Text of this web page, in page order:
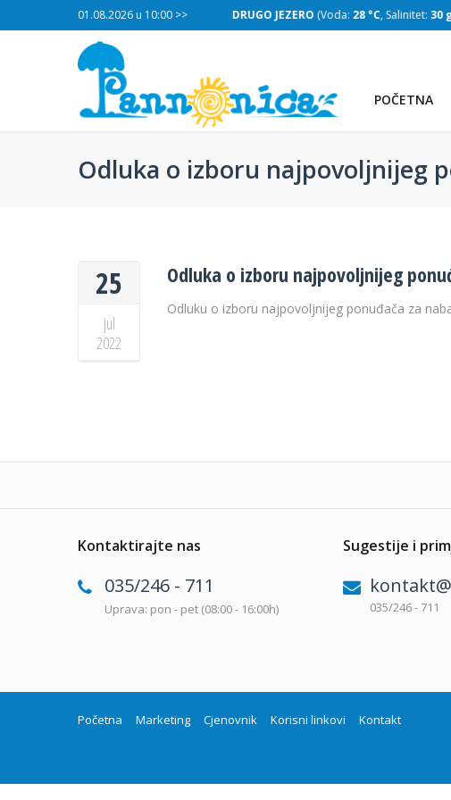
01.08.2026 u 10:00 >>
30 g/L) DRUGO JEZERO (Voda:28 °C , Salinitet:30 g/L)
POČETNA
Odluka o izboru najpovoljnijeg
25
jul
2022
Odluka o izboru najpovoljnijeg
Odluku o izboru najpovoljnijeg ponuđača za
Kontaktirajte nas
035/246 - 711
Uprava: pon - pet (08:00 - 16:00h)
Sugestije i
035/246 - 711
Početna Marketing Cjenovnik Korisni linkovi Kontakt